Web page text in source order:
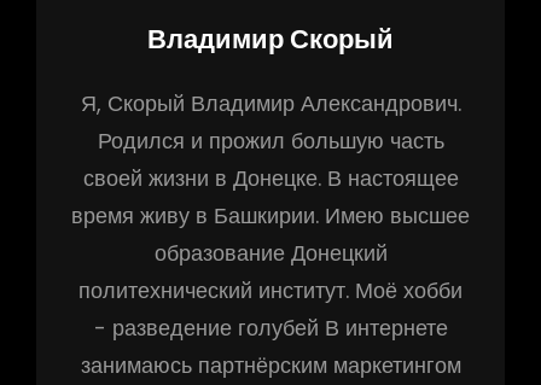
Автор:
Владимир Скорый
Я, Скорый Владимир Александрович.
Родился и прожил большую часть
своей жизни в Донецке. В настоящее
время живу в Башкирии. Имею высшее
образование Донецкий
политехнический институт. Моё хобби
- разведение голубей В интернете
занимаюсь партнёрским маркетингом